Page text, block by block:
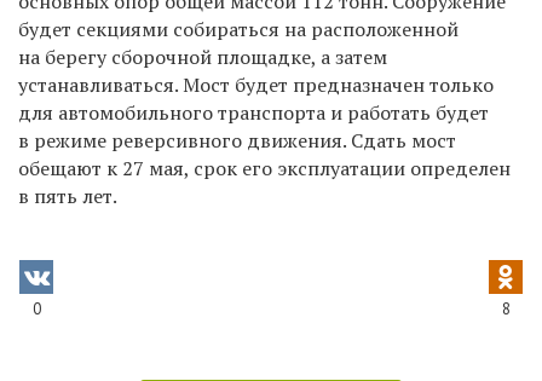
будет секциями собираться на расположенной
на берегу сборочной площадке, а затем
устанавливаться. Мост будет предназначен только
для автомобильного транспорта и работать будет
в режиме реверсивного движения. Сдать мост
обещают к 27 мая, срок его эксплуатации определен
в пять лет.
0 8